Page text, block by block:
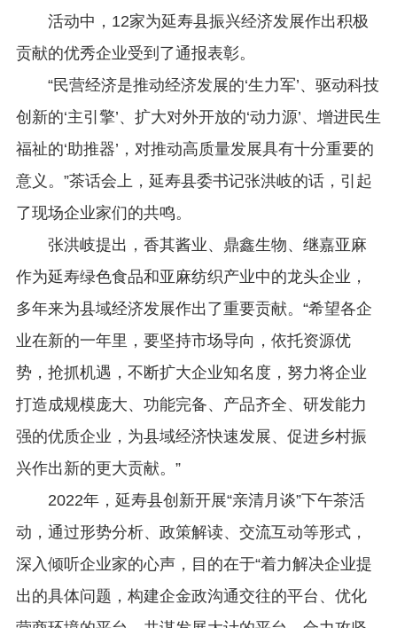
活动中，12家为延寿县振兴经济发展作出积极
贡献的优秀企业受到了通报表彰。
“民营经济是推动经济发展的‘生力军’、驱动科技
创新的‘主引擎’、扩大对外开放的‘动力源’、增进民生
福祉的‘助推器’，对推动高质量发展具有十分重要的
意义。”茶话会上，延寿县委书记张洪岐的话，引起
了现场企业家们的共鸣。
张洪岐提出，香其酱业、鼎鑫生物、继嘉亚麻
作为延寿绿色食品和亚麻纺织产业中的龙头企业，
多年来为县域经济发展作出了重要贡献。“希望各企
业在新的一年里，要坚持市场导向，依托资源优
势，抢抓机遇，不断扩大企业知名度，努力将企业
打造成规模庞大、功能完备、产品齐全、研发能力
强的优质企业，为县域经济快速发展、促进乡村振
兴作出新的更大贡献。”
2022年，延寿县创新开展“亲清月谈”下午茶活
动，通过形势分析、政策解读、交流互动等形式，
深入倾听企业家的心声，目的在于“着力解决企业提
出的具体问题，构建企金政沟通交往的平台、优化